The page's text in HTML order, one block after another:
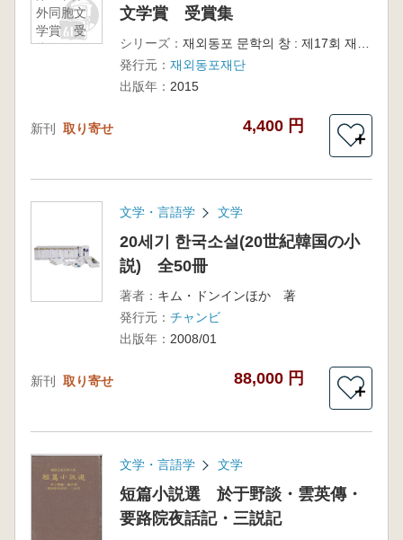
外同胞文
学賞 受
賞集
文学賞 受賞集
シリーズ：
発行元： 재외동포재단
出版年： 2015
新刊 取り寄せ 4,400 円
＋
文学・言語学 文学
20세기 한국소설(20世紀韓国の小
説) 全50冊
著者： キム・ドンインほか 著
発行元： チャンビ
出版年： 2008/01
新刊 取り寄せ 88,000 円
＋
文学・言語学 文学
短篇小説選 於于野談・雲英傳・
要路院夜話記・三説記